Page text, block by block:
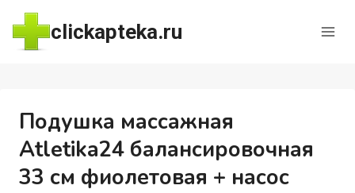
Перейти
содержимому
clickapteka.ru
Подушка массажная
Atletika24 балансировочная
33 см фиолетовая + насос